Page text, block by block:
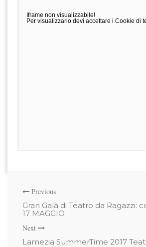
Previous
Gran Galà di Teatro da Ragazzi:
17 MAGGIO
Next
Lamezia SummerTime 2017